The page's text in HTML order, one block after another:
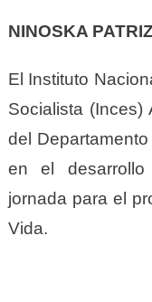
NINOSKA PATRIZ
El Instituto
Socialista
del
en el
jornada para el
Vida.